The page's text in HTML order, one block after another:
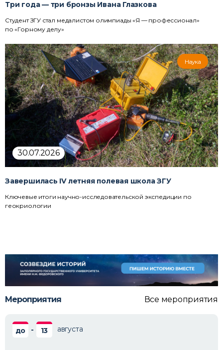
Три года — три бронзы Ивана Глазкова
Студент ЗГУ стал медалистом олимпиады «Я — профессионал»
по «Горному делу»
Наука
30.07.2026
Завершилась IV летняя полевая школа ЗГУ
Ключевые итоги научно-исследовательской экспедиции по
геокриологии
Мероприятия Все мероприятия
до - 13 августа